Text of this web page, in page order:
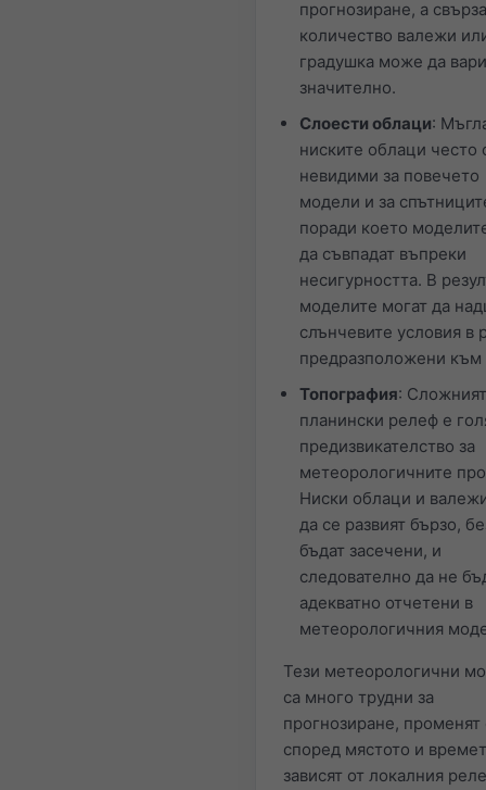
прогнозиране, а
количество валежи
градушка може да
значително.
Слоести облаци:
ниските облаци често
невидими за повечето
модели и за
поради което
да съвпадат въпреки
несигурността. В
моделите могат да
слънчевите условия в
предразположени към
Топография: Сложният
планински релеф е
предизвикателство за
метеорологичните
Ниски облаци и
да се развият бързо,
бъдат засечени, и
следователно да не
адекватно отчетени в
метеорологичния
Тези метеорологични
са много трудни за
прогнозиране, променят
според мястото и
зависят от локалния